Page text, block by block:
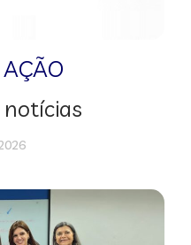
notícias